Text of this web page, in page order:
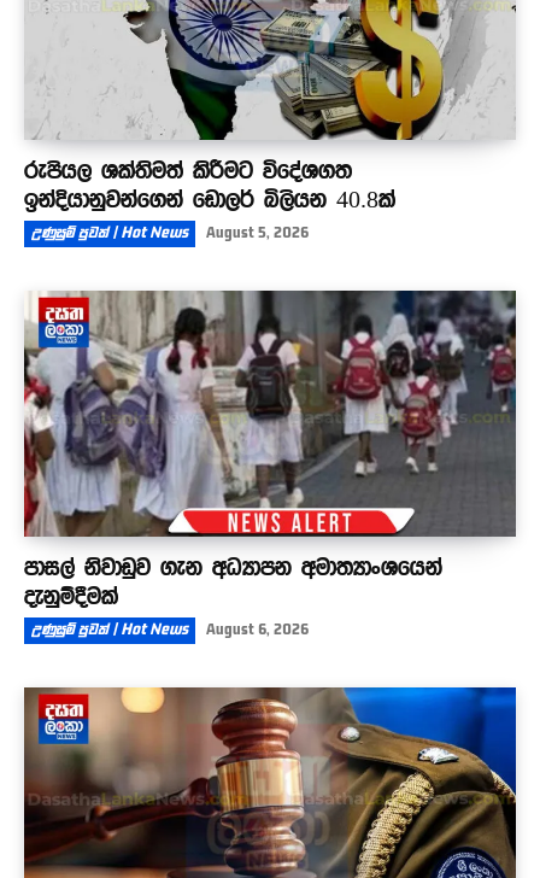
රුපියල ශක්තිමත් කිරීමට විදේශගත
ඉන්දියානුවන්ගෙන් ඩොලර් බිලියන 40.8ක්
උණුසුම් පුවත් | Hot News August 5, 2026
පාසල් නිවාඩුව ගැන අධ්‍යාපන අමාත්‍යාංශයෙන්
දැනුම්දීමක්
උණුසුම් පුවත් | Hot News August 6, 2026